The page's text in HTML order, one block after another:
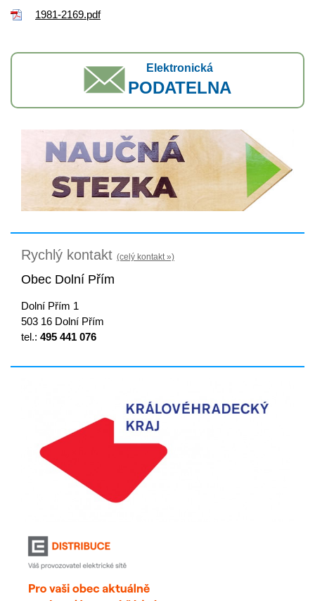
1981-2169.pdf
Elektronická
PODATELNA
Rychlý kontakt (celý kontakt »)
Obec Dolní Přím
Dolní Přím 1
503 16 Dolní Přím
tel.: 495 441 076